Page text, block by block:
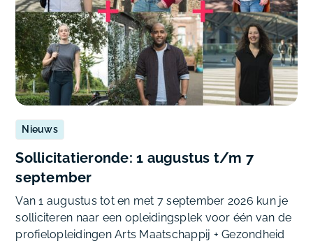
Nieuws
Sollicitatieronde: 1 augustus t/m 7
september
Van 1 augustus tot en met 7 september 2026 kun je
solliciteren naar een opleidingsplek voor één van de
profielopleidingen Arts Maatschappij + Gezondheid